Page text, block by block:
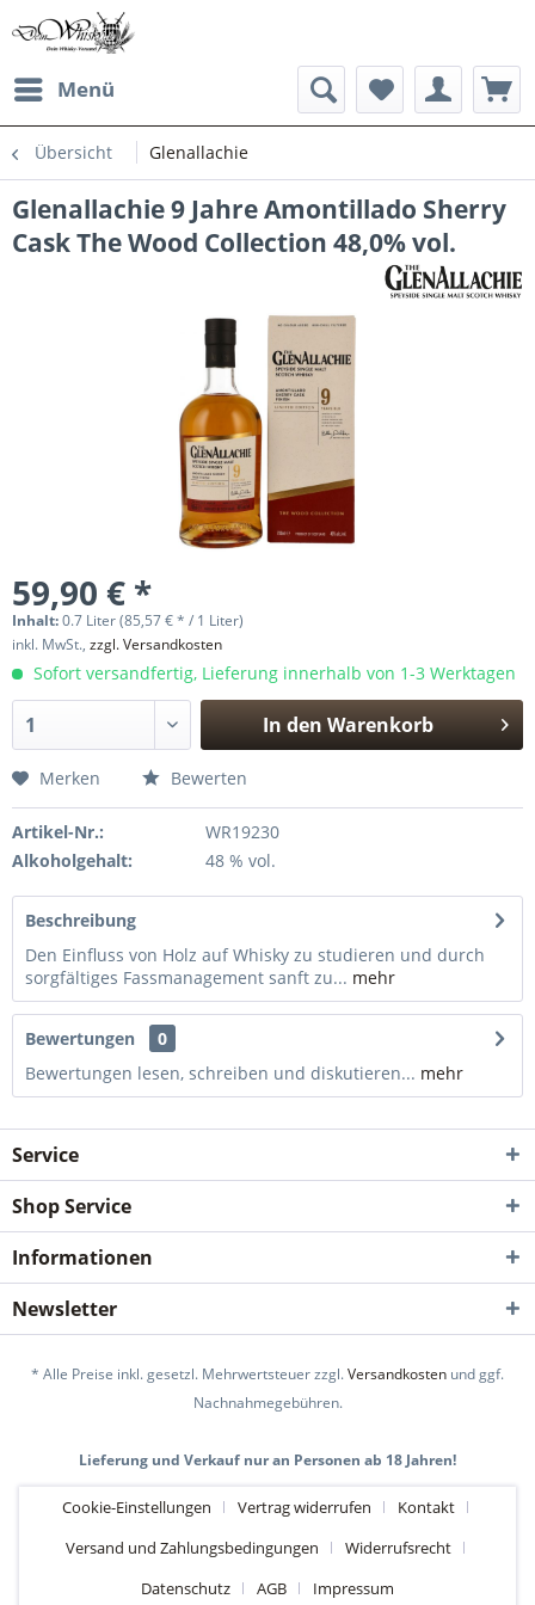
Menü
Übersicht Glenallachie
Glenallachie 9 Jahre Amontillado Sherry
Cask The Wood Collection 48,0% vol.
59,90 € *
Inhalt:0.7 Liter (85,57 € * / 1 Liter)
inkl. MwSt., zzgl. Versandkosten
Sofort versandfertig, Lieferung innerhalb von 1-3 Werktagen
In den Warenkorb
Merken Bewerten
Artikel-Nr.:
WR19230
Alkoholgehalt:
48 % vol.
Beschreibung
Den Einfluss von Holz auf Whisky zu studieren und durch
sorgfältiges Fassmanagement sanft zu... mehr
Bewertungen
0
Bewertungen lesen, schreiben und diskutieren... mehr
Service
Shop Service
Informationen
Newsletter
* Alle Preise inkl. gesetzl. Mehrwertsteuer zzgl.Versandkosten und ggf.
Nachnahmegebühren.
Lieferung und Verkauf nur an Personen ab 18 Jahren!
Cookie-Einstellungen Vertrag widerrufen
Kontakt
Versand und Zahlungsbedingungen
Widerrufsrecht
Datenschutz
AGB Impressum